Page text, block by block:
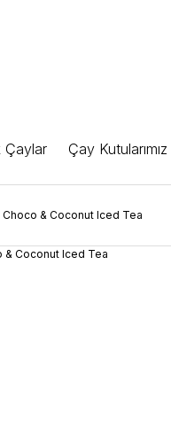
Çaylar Çay Kutularımız
Choco & Coconut Iced Tea